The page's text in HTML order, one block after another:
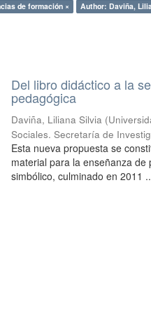
de formación × Author: Daviña,
Del libro didáctico a la
pedagógica
Daviña, Liliana Silvia (
Sociales. Secretaría de
Esta nueva propuesta se
material para la enseñanza
simbólico, culminado en 2011